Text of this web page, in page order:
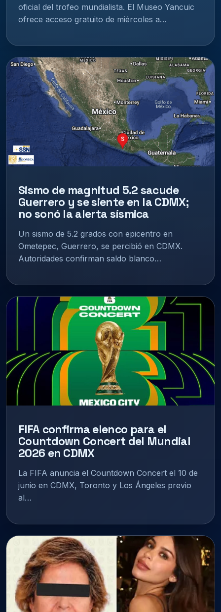
oficial del trofeo mundialista. El Museo Yancuic
ofrece acceso gratuito de miércoles a…
Sismo de magnitud 5.2 sacude
Guerrero y se siente en la CDMX;
no sonó la alerta sísmica
Un sismo de 5.2 grados con epicentro en
Ometepec, Guerrero, se percibió en CDMX.
Autoridades confirman saldo blanco…
FIFA confirma elenco para el
Countdown Concert del Mundial
2026 en CDMX
La FIFA anuncia el Countdown Concert el 10 de
junio en CDMX, Toronto y Los Ángeles previo
al…